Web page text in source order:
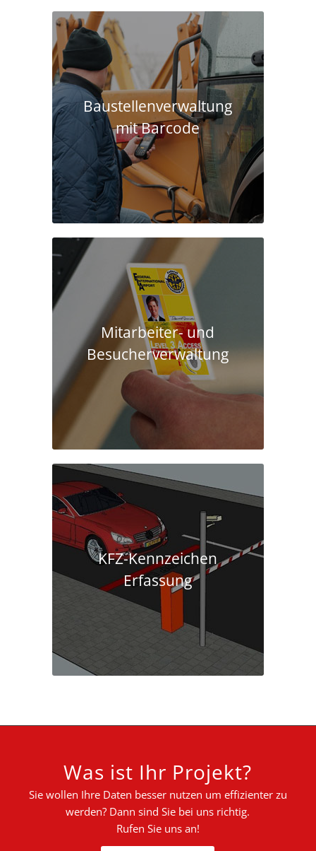
Baustellen­verwaltung
mit Barcode
Mitarbeiter- und
Besucherverwaltung
KFZ-Kennzeichen
Erfassung
Was ist Ihr Projekt?
Sie wollen Ihre Daten besser nutzen um effizienter zu
werden? Dann sind Sie bei uns richtig.
Rufen Sie uns an!